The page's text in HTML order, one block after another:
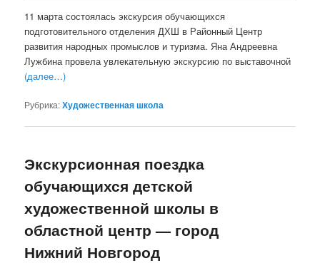
11 марта состоялась экскурсия обучающихся
подготовительного отделения ДХШ в Районный Центр
развития народных промыслов и туризма. Яна Андреевна
Лужбина провела увлекательную экскурсию по выставочной
(далее…)
Рубрика:Художественная школа
Экскурсионная поездка
обучающихся детской
художественной школы в
областной центр — город
Нижний Новгород